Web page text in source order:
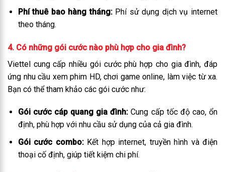
Phí thuê bao hàng tháng:Phí sử dụng dịch vụ internet
theo tháng.
4. Có những gói cước nào phù hợp cho gia đình?
Viettel cung cấp nhiều gói cước phù hợp cho gia đình, đáp
ứng nhu cầu xem phim HD, chơi game online, làm việc từ xa.
Bạn có thể tham khảo các gói cước như:
Gói cước cáp quang gia đình: Cung cấp tốc độ cao, ổn
định, phù hợp với nhu cầu sử dụng của cả gia đình.
Gói cước combo:Kết hợp internet, truyền hình và điện
thoại cố định, giúp tiết kiệm chi phí.